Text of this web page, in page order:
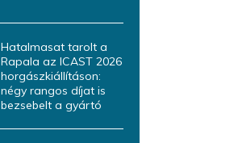
Hatalmasat tarolt a
Rapala az ICAST 2026
horgászkiállításon:
négy rangos díjat is
bezsebelt a gyártó